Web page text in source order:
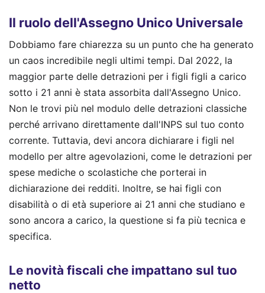
Il ruolo dell'Assegno Unico Universale
Dobbiamo fare chiarezza su un punto che ha generato
un caos incredibile negli ultimi tempi. Dal 2022, la
maggior parte delle detrazioni per i figli figli a carico
sotto i 21 anni è stata assorbita dall'Assegno Unico.
Non le trovi più nel modulo delle detrazioni classiche
perché arrivano direttamente dall'INPS sul tuo conto
corrente. Tuttavia, devi ancora dichiarare i figli nel
modello per altre agevolazioni, come le detrazioni per
spese mediche o scolastiche che porterai in
dichiarazione dei redditi. Inoltre, se hai figli con
disabilità o di età superiore ai 21 anni che studiano e
sono ancora a carico, la questione si fa più tecnica e
specifica.
Le novità fiscali che impattano sul tuo
netto